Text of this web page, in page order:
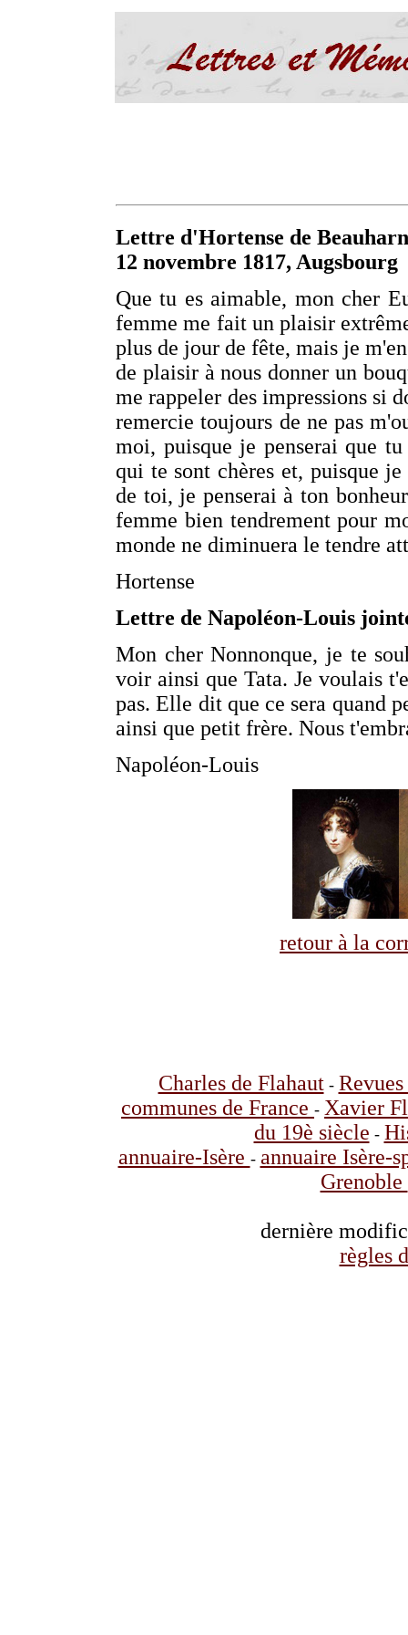
Lettre d'Hortense de
12 novembre 1817, Augsbourg
Que tu es aimable, mon cher
femme me fait un plaisir
plus de jour de fête, mais je
de plaisir à nous donner un
me rappeler des impressions si
remercie toujours de ne pas
moi, puisque je penserai que
qui te sont chères et, puisque je
de toi, je penserai à ton
femme bien tendrement pour
monde ne diminuera le tendre
Hortense
Lettre de Napoléon-Louis
Mon cher Nonnonque, je te
voir ainsi que Tata. Je voulais
pas. Elle dit que ce sera quand
ainsi que petit frère. Nous
Napoléon-Louis
retour à la
Charles de Flahaut-
communes de France - Xavier
du 19è siècle -
annuaire-Isère - annuaire Isère-
Grenoble
dernière
règles